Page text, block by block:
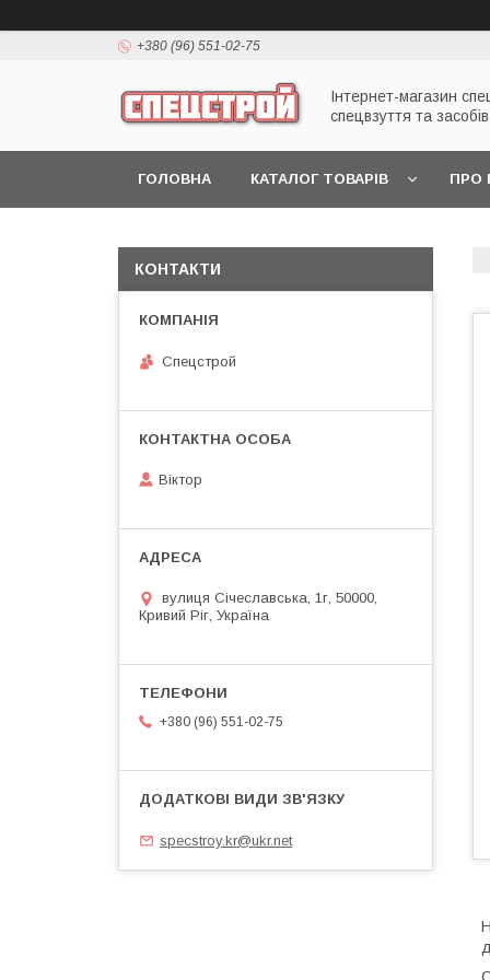
+380 (96) 551-02-75
Інтернет-магазин
спецвзуття та
ГОЛОВНА КАТАЛОГ ТОВАРІВ ПРО
КОНТАКТИ
Спецстрой
Віктор
вулиця Січеславська, 1г, 50000,
Кривий Ріг, Україна
+380 (96) 551-02-75
specstroy.kr@ukr.net